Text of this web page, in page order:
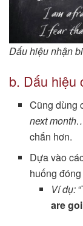
Dấu hiệu nhận
b. Dấu hiệu
Cũng dùng
next
chắn hơn.
Dựa vào
huống đóng
Ví dụ:
are